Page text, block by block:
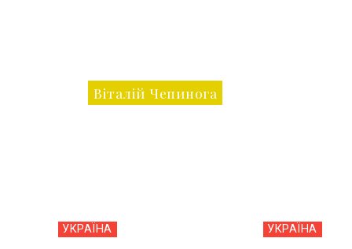
Віталій Чепинога
УКРАЇНА УКРАЇНА